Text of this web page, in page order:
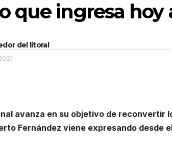
que ingresa hoy
del litoral
avanza en su objetivo de reconvertir
Fernández viene expresando desde